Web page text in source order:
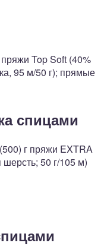
Top Soft (40%
95 м/50 г); прямые
спицами
г пряжи EXTRA
50 г/105 м)